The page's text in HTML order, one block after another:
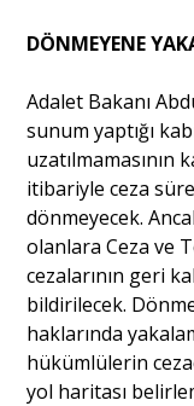
DÖNMEYENE
Adalet Bakanı
sunum yaptığı
uzatılmamasının
itibariyle ceza
dönmeyecek.
olanlara Ceza ve
cezalarının geri
bildirilecek.
haklarında
hükümlülerin
yol haritası